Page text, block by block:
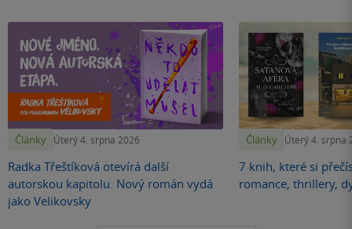
Články Úterý 4. srpna 2026
Radka Třeštíková otevírá další
autorskou kapitolu. Nový román vydá
jako Velikovsky
Články Úterý 4. srpna
7 knih, které si
romance, thrillery,